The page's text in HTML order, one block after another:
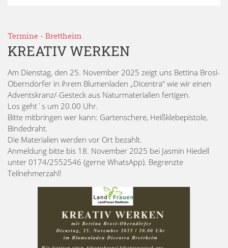
Termine - Brettheim
KREATIV WERKEN
Am Dienstag, den 25. November 2025 zeigt uns Bettina Brosi-
Oberndörfer in ihrem Blumenladen „Dicentra“ wie wir einen
Adventskranz/-Gesteck aus Naturmaterialien fertigen.
Los geht´s um 20.00 Uhr.
Bitte mitbringen wer kann: Gartenschere, Heißklebepistole,
Bindedraht.
Die Materialien werden vor Ort bezahlt.
Anmeldung bitte bis 18. November 2025 bei Jasmin Hiedell
unter 0174/2552546 (gerne WhatsApp). Begrenzte
Teilnehmerzahl!